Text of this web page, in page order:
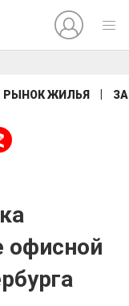
РЫНОК ЖИЛЬЯ
офисной